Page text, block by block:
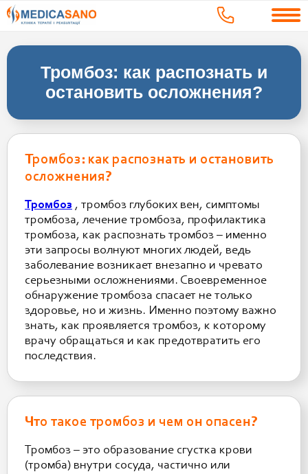
Тромбоз: как распознать и
остановить осложнения?
Тромбоз: как распознать и остановить
осложнения?
Тромбоз , тромбоз глубоких вен, симптомы
тромбоза, лечение тромбоза, профилактика
тромбоза, как распознать тромбоз – именно
эти запросы волнуют многих людей, ведь
заболевание возникает внезапно и чревато
серьезными осложнениями. Своевременное
обнаружение тромбоза спасает не только
здоровье, но и жизнь. Именно поэтому важно
знать, как проявляется тромбоз, к которому
врачу обращаться и как предотвратить его
последствия.
Что такое тромбоз и чем он опасен?
Тромбоз – это образование сгустка крови
(тромба) внутри сосуда, частично или